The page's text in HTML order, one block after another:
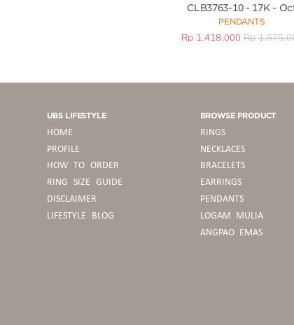
CLB3763-10 - 17K -
PENDANTS
Rp 1.418.000 Rp
UBS LIFESTYLE
HOME
PROFILE
HOW TO ORDER
RING SIZE GUIDE
DISCLAIMER
LIFESTYLE BLOG
BROWSE PRODUCT
RINGS
NECKLACES
BRACELETS
EARRINGS
PENDANTS
LOGAM MULIA
ANGPAO EMAS